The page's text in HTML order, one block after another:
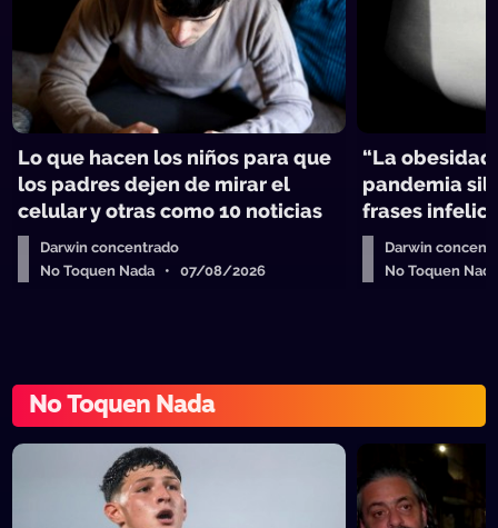
Lo que hacen los niños para que
los padres dejen de mirar el
celular y otras como 10 noticias
Darwin concentrado
No Toquen Nada • 07/08/2026
“La
pandemia
frases
Darwin
No Toquen
No Toquen Nada